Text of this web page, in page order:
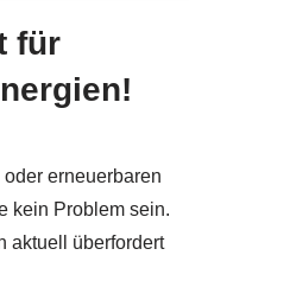
für
erneuerbaren
kein Problem sein.
aktuell überfordert